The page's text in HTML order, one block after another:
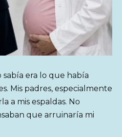
era lo que había
Mis padres, especialmente
a mis espaldas. No
que arruinaría mi